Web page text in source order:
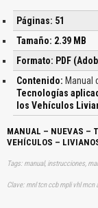
Páginas: 51
Tamaño: 2.39 MB
Formato: PDF
Contenido: Manual
Tecnologías
los Vehículos
MANUAL – NUEVAS –
VEHÍCULOS –
Clave: mnl tcn ccb mpli vhl mcn